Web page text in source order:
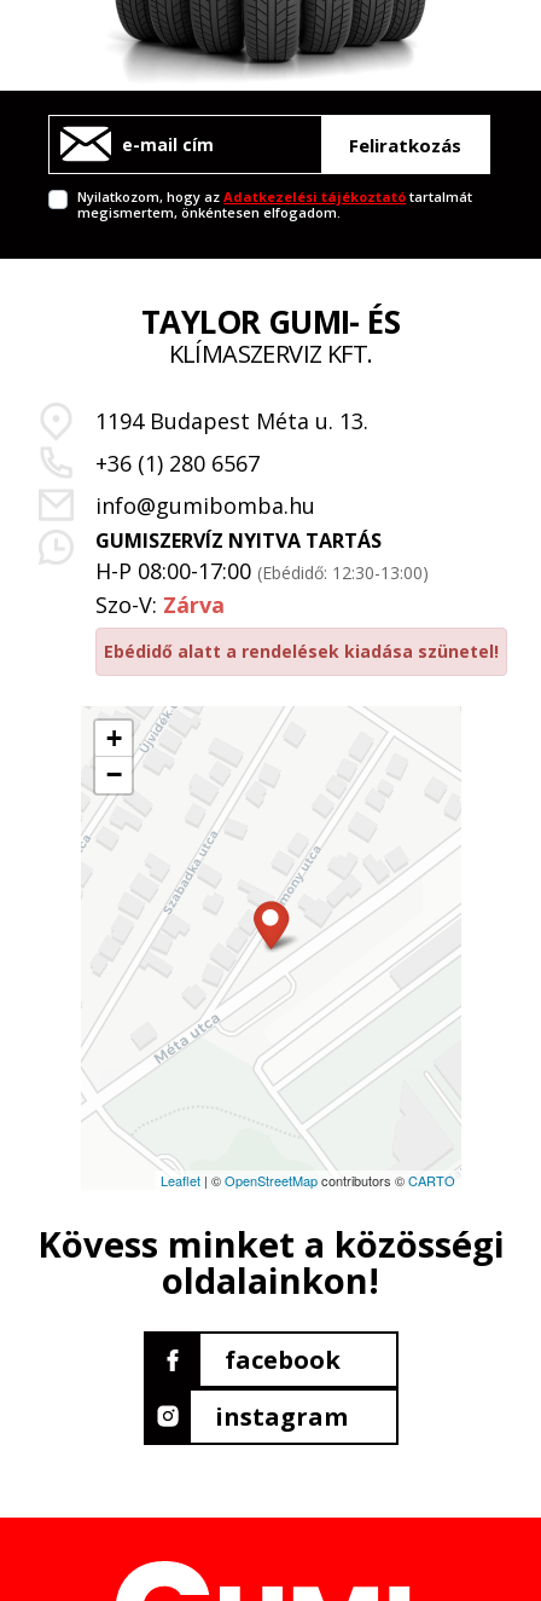
Feliratkozás
Nyilatkozom, hogy azAdatkezelési tájékoztató tartalmát
megismertem, önkéntesen elfogadom.
+
−
Leaflet| ©OpenStreetMapcontributors ©CARTO
TAYLOR GUMI- ÉS
KLÍMASZERVIZ KFT.
1194 Budapest Méta u. 13.
+36 (1) 280 6567
info@gumibomba.hu
GUMISZERVÍZ NYITVA TARTÁS
H-P 08:00-17:00 (Ebédidő: 12:30-13:00)
Szo-V: Zárva
Ebédidő alatt a rendelések kiadása szünetel!
Kövess minket a közösségi
oldalainkon!
facebook
instagram